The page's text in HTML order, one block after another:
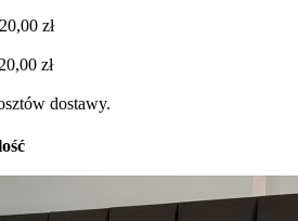
zł
zł
dostawy.